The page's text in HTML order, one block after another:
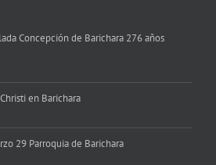
Concepción de Barichara 276 años
en Barichara
29 Parroquia de Barichara